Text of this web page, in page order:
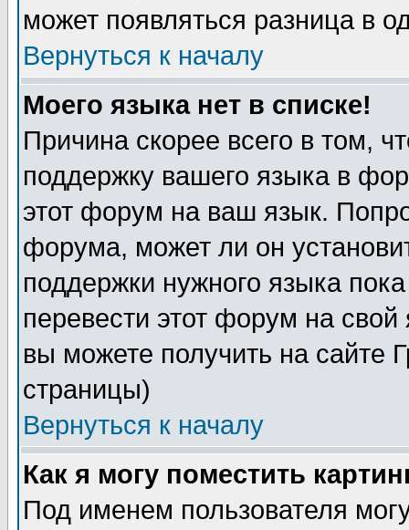
может появляться разница в
Вернуться к началу
Моего языка нет в списке!
Причина скорее всего в том,
поддержку вашего языка в
этот форум на ваш язык.
форума, может ли он
поддержки нужного языка
перевести этот форум на
вы можете получить на сайте
страницы)
Вернуться к началу
Как я могу поместить
Под именем пользователя